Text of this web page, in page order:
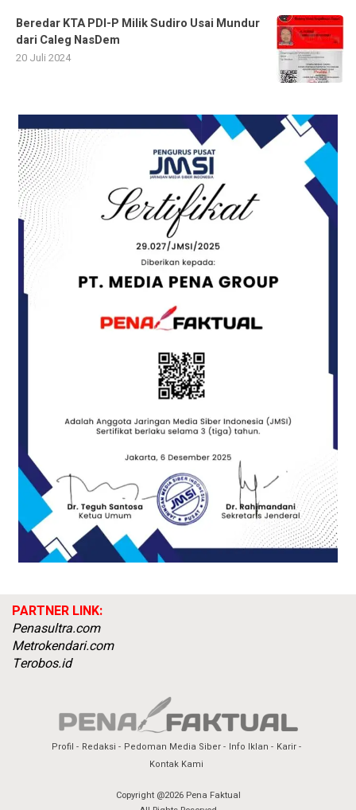
Beredar KTA PDI-P Milik Sudiro Usai Mundur
dari Caleg NasDem
20 Juli 2024
PARTNER LINK:
Penasultra.com
Metrokendari.com
Terobos.id
Profil Redaksi Pedoman Media Siber Info Iklan
Karir
Kontak Kami
Copyright @2026 Pena Faktual